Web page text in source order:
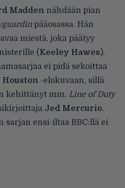
Madden nähdään pian
pääosassa. Hän
miestä, joka päätyy
(Keeley Hawes).
ei pidä sekoittaa
-elokuvaan, sillä
kehittänyt mm. Line of Duty
Jed Mercurio.
ensi-iltaa BBC:llä ei